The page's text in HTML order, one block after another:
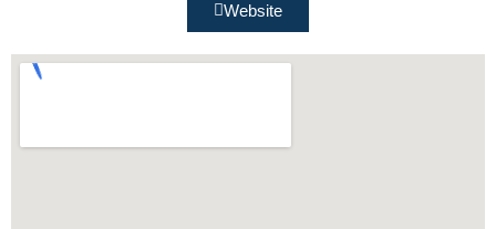
Website